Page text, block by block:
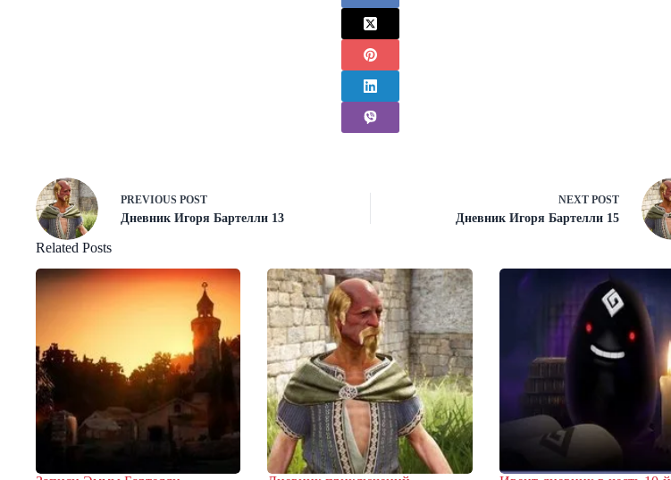
PREVIOUS POST
Дневник Игоря Бартелли 13
NEXT POST
Дневник Игоря Бартелли 15
Related Posts